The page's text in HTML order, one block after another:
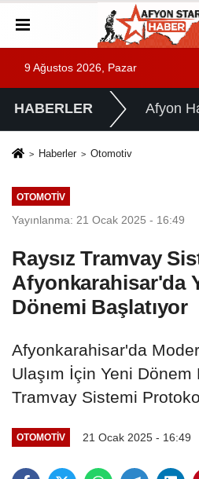
9 Ağustos 2026, Pazar
HABERLER Afyon
Haberler Otomotiv
OTOMOTIV
Yayınlanma: 21 Ocak 2025 - 16:49
Raysız Tramvay
Afyonkarahisar'da
Dönemi Başlatıyor
Afyonkarahisar'da
Ulaşım İçin Yeni Dönem
Tramvay Sistemi
OTOMOTIV 21 Ocak 2025 - 16:49